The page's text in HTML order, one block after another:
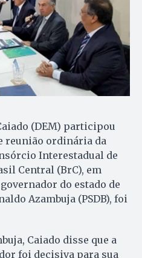
(DEM) participou
reunião ordinária da
Interestadual de
Central (BrC), em
do estado de
Azambuja (PSDB), foi
Caiado disse que a
foi decisiva para sua